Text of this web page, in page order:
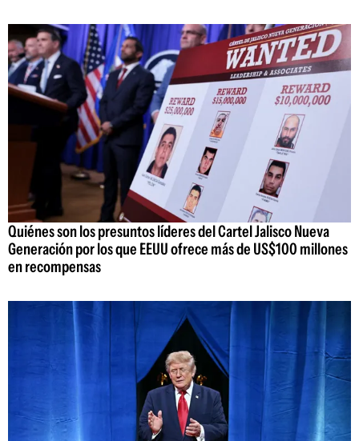
Quiénes son los presuntos líderes del Cartel Jalisco Nueva
Generación por los que EEUU ofrece más de US$100 millones
en recompensas